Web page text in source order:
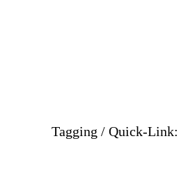
Tagging / Quick-Link: